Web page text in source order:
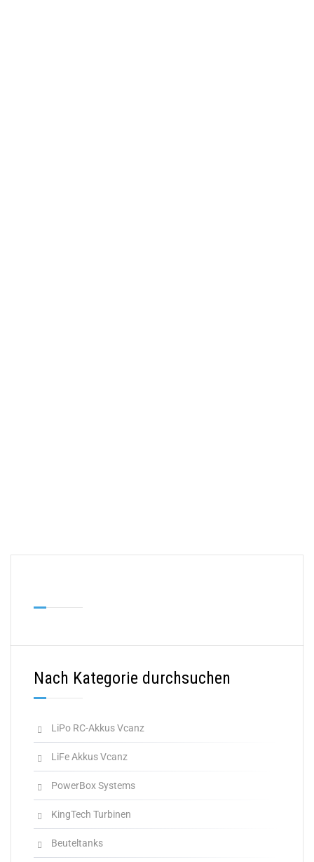
Nach Kategorie durchsuchen
LiPo RC-Akkus Vcanz
LiFe Akkus Vcanz
PowerBox Systems
KingTech Turbinen
Beuteltanks